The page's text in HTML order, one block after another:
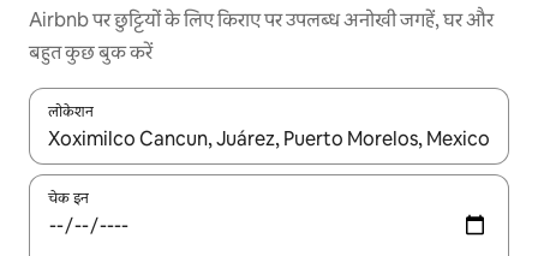
Airbnb पर छुट्टियों के लिए किराए पर उपलब्ध अनोखी जगहें, घर और
बहुत कुछ बुक करें
लोकेशन
नतीजों के उपलब्ध होने पर, अप और डाउन 'ऐरो की' का इस्तेमाल करके नेविगेट
चेक इन